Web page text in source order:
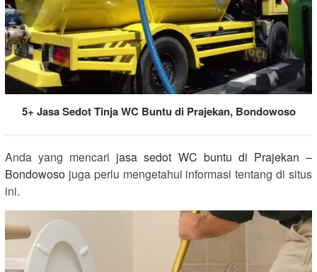
5+ Jasa Sedot Tinja WC Buntu di Prajekan, Bondowoso
Anda yang mencari jasa sedot WC buntu di Prajekan –
Bondowoso juga perlu mengetahui informasi tentang di situs
ini.